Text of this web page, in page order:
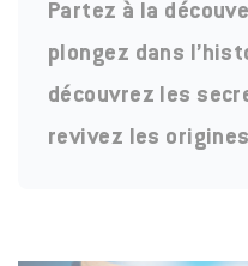
Partez à la
plongez dans
découvrez les
revivez les